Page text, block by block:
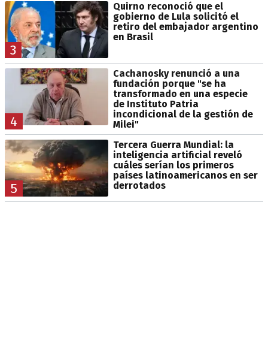
3
Quirno reconoció que el
gobierno de Lula solicitó el
retiro del embajador argentino
en Brasil
4
Cachanosky renunció a una
fundación porque "se ha
transformado en una especie
de Instituto Patria
incondicional de la gestión de
Milei"
5
Tercera Guerra Mundial: la
inteligencia artificial reveló
cuáles serían los primeros
países latinoamericanos en ser
derrotados